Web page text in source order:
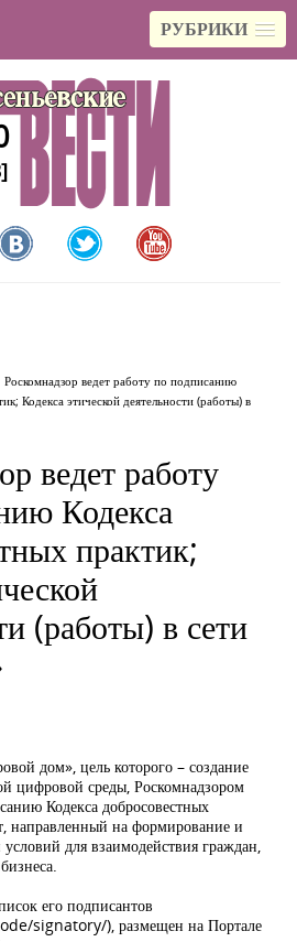
РУБРИКИ
Роскомнадзор ведет работу по подписанию
Кодекса этической деятельности (работы) в
ведет работу
Кодекса
практик;
(работы) в сети
дом», цель которого – создание
цифровой среды, Роскомнадзором
Кодекса добросовестных
направленный на формирование и
для взаимодействия граждан,
его подписантов
signatory/), размещен на Портале